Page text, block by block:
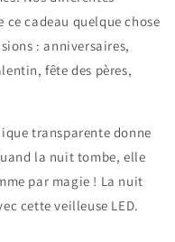
cadeau quelque chose
: anniversaires,
fête des pères,
transparente donne
la nuit tombe, elle
par magie ! La nuit
cette veilleuse LED.